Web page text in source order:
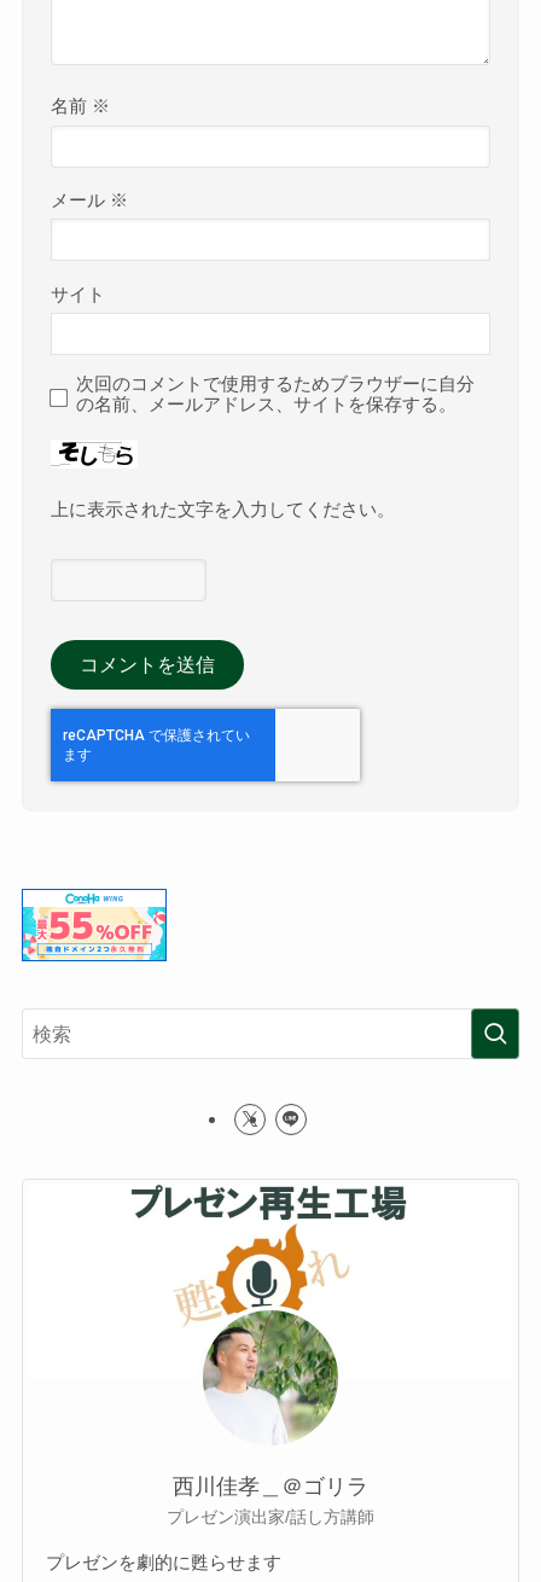
名前 ※
メール ※
サイト
次回のコメントで使用するためブラウザーに自分
の名前、メールアドレス、サイトを保存する。
上に表示された文字を入力してください。
西川佳孝＿＠ゴリラ
プレゼン演出家/話し方講師
プレゼンを劇的に甦らせます